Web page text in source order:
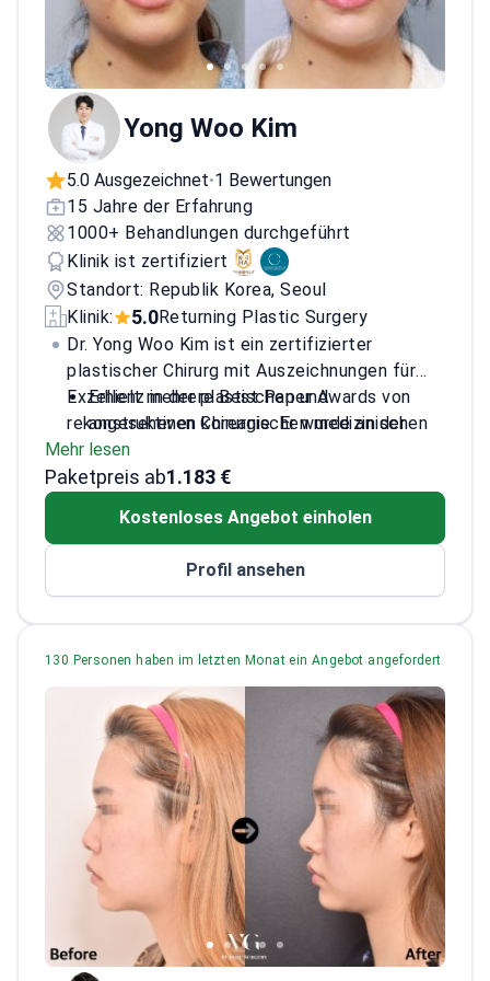
Yong Woo Kim
5.0 Ausgezeichnet•1 Bewertungen
15 Jahre der Erfahrung
1000+ Behandlungen durchgeführt
Klinik ist zertifiziert
Standort: Republik Korea, Seoul
Klinik:
5.0Returning Plastic Surgery
Dr. Yong Woo Kim ist ein zertifizierter
plastischer Chirurg mit Auszeichnungen für
Exzellenz in der plastischen und
rekonstruktiven Chirurgie. Er wurde an der
American Society for Reconstructive
Microsurgery ausgebildet.
Erhielt mehrere Best Paper Awards von
angesehenen koreanischen medizinischen
Fachgesellschaften
Ehemaliger Arzt an führenden Kliniken für
Mitglied in mehreren professionellen
Beratender Arzt für HiDoc-Naver Medical
Mehr lesen
Paketpreis ab1.183 €
Kostenloses Angebot einholen
Profil ansehen
130 Personen haben im letzten Monat ein Angebot angefordert